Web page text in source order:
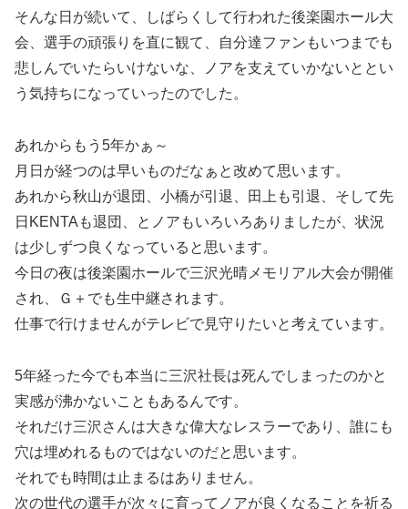
そんな日が続いて、しばらくして行われた後楽園ホール大
会、選手の頑張りを直に観て、自分達ファンもいつまでも
悲しんでいたらいけないな、ノアを支えていかないととい
う気持ちになっていったのでした。
あれからもう5年かぁ～
月日が経つのは早いものだなぁと改めて思います。
あれから秋山が退団、小橋が引退、田上も引退、そして先
日KENTAも退団、とノアもいろいろありましたが、状況
は少しずつ良くなっていると思います。
今日の夜は後楽園ホールで三沢光晴メモリアル大会が開催
され、Ｇ＋でも生中継されます。
仕事で行けませんがテレビで見守りたいと考えています。
5年経った今でも本当に三沢社長は死んでしまったのかと
実感が沸かないこともあるんです。
それだけ三沢さんは大きな偉大なレスラーであり、誰にも
穴は埋めれるものではないのだと思います。
それでも時間は止まるはありません。
次の世代の選手が次々に育ってノアが良くなることを祈る